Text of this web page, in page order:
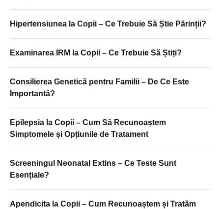
Hipertensiunea la Copii – Ce Trebuie Să Știe Părinții?
Examinarea IRM la Copii – Ce Trebuie Să Știți?
Consilierea Genetică pentru Familii – De Ce Este
Importantă?
Epilepsia la Copii – Cum Să Recunoaștem
Simptomele și Opțiunile de Tratament
Screeningul Neonatal Extins – Ce Teste Sunt
Esențiale?
Apendicita la Copii – Cum Recunoaștem și Tratăm